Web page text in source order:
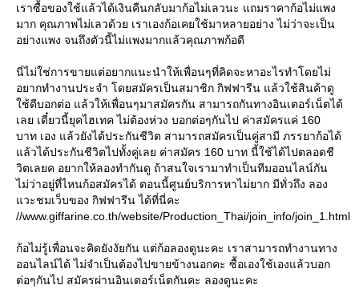
เราซื้อของใช้แล้วได้เงินคืนกลับมาก้อไม่เลวนะ แถมราคาก้อไม่แพง
มาก คุณภาพไม่เลวด้วย เราเองก้อเคยใช้มาหลายอย่าง ไม่ว่าจะเป็น
อย่างแพง จนถึงตัวนี้ไม่แพงมากแล้วคุณภาพก้อดี
นี่ไม่ใช่การขายแต่อยากแนะนำให้เพื่อนๆที่คิดจะหาอะไรทำโดยไม่
อยากทำงานประจำ โดยสมัครเป็นสมาชิก กิฟฟารีน แล้วใช้สินค้าดู
ช้ดีบอกต่อ แล้วให้เพื่อนๆมาสมัครกัน สามารถกันทางอินเตอร์เน็ตได้
เลย เดี๋ยวนี้ยุคไฮเทค ไม่ต้องห่วง บอกต่อๆกันไป ค่าสมัครแค่ 160
บาท เอง แล้วยังได้ประกันชีวิต สามารถสมัครเป็นคู่สามี ภรรยาก้อได้
ล้วได้ประกันชีวิตไปทั้งคู่เลย ค่าสมัคร 160 บาท นี้ใช้ได้ไปตลอดชี
วิตเลยค อยากให้ลองทำกันดู ถ้าสนใจเรามาทำเป็นทีมออนไลน์กัน
ไม่ว่าอยู่ที่ไหนก้อสมัครได้ ตอนนี้ศูนย์บริการหาไม่ยาก มีทั่วถึง ลอง
วะชมเว็บของ กิฟฟารีน ได้ที่นี่คะ
//www.giffarine.co.th/website/Production_Thai/join_info/join_1.html
ก้อไม่รู้เพื่อนจะคิดยังงัยกัน แต่ก้อลองดูนะคะ เราสามารถทำงานทาง
ออนไลน์ได้ ไม่จำเป็นต้องไปขายข้างนอกคะ ซื้อเองใช้เองแล้วบอก
ต่อๆกันไป สมัครผ่านอินเตอร์เน็ตกันคะ ลองดูนะคะ